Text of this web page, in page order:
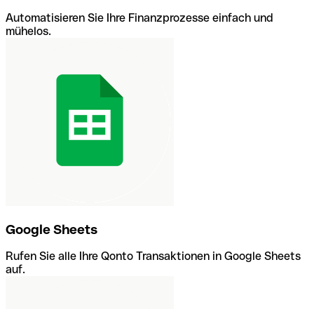
Automatisieren Sie Ihre Finanzprozesse einfach und
mühelos.
Google Sheets
Rufen Sie alle Ihre Qonto Transaktionen in Google Sheets
auf.